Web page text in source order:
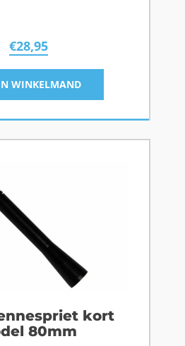
€28,95
WINKELMAND
kort
80mm